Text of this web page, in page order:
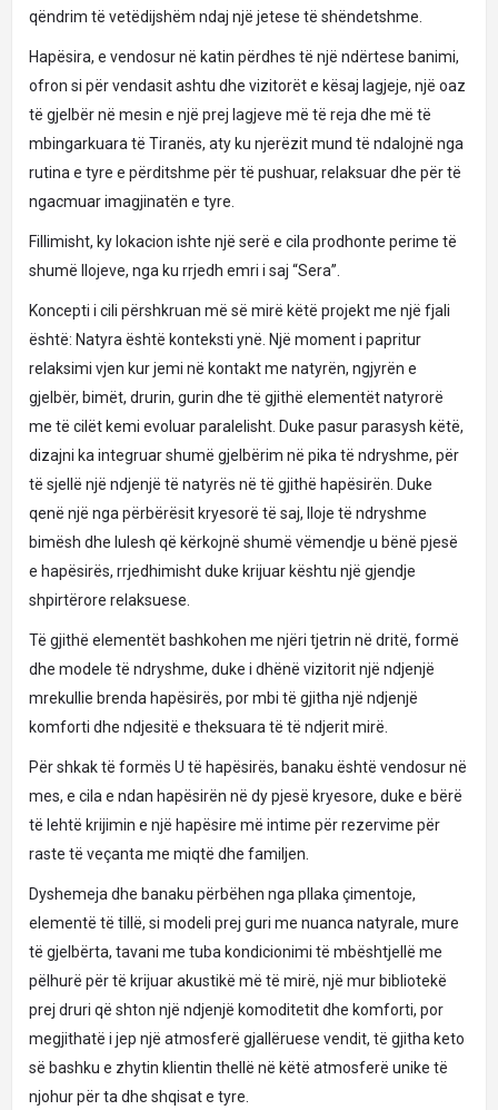
qëndrim të vetëdijshëm ndaj një jetese të shëndetshme.
Hapësira, e vendosur në katin përdhes të një ndërtese banimi,
ofron si për vendasit ashtu dhe vizitorët e kësaj lagjeje, një oaz
të gjelbër në mesin e një prej lagjeve më të reja dhe më të
mbingarkuara të Tiranës, aty ku njerëzit mund të ndalojnë nga
rutina e tyre e përditshme për të pushuar, relaksuar dhe për të
ngacmuar imagjinatën e tyre.
Fillimisht, ky lokacion ishte një serë e cila prodhonte perime të
shumë llojeve, nga ku rrjedh emri i saj “Sera”.
Koncepti i cili përshkruan më së mirë këtë projekt me një fjali
është: Natyra është konteksti ynë. Një moment i papritur
relaksimi vjen kur jemi në kontakt me natyrën, ngjyrën e
gjelbër, bimët, drurin, gurin dhe të gjithë elementët natyrorë
me të cilët kemi evoluar paralelisht. Duke pasur parasysh këtë,
dizajni ka integruar shumë gjelbërim në pika të ndryshme, për
të sjellë një ndjenjë të natyrës në të gjithë hapësirën. Duke
qenë një nga përbërësit kryesorë të saj, lloje të ndryshme
bimësh dhe lulesh që kërkojnë shumë vëmendje u bënë pjesë
e hapësirës, ​​rrjedhimisht duke krijuar kështu një gjendje
shpirtërore relaksuese.
Të gjithë elementët bashkohen me njëri tjetrin në dritë, formë
dhe modele të ndryshme, duke i dhënë vizitorit një ndjenjë
mrekullie brenda hapësirës, ​​por mbi të gjitha një ndjenjë
komforti dhe ndjesitë e theksuara të të ndjerit mirë.
Për shkak të formës U të hapësirës, ​​banaku është vendosur në
mes, e cila e ndan hapësirën në dy pjesë kryesore, duke e bërë
të lehtë krijimin e një hapësire më intime për rezervime për
raste të veçanta me miqtë dhe familjen.
Dyshemeja dhe banaku përbëhen nga pllaka çimentoje,
elementë të tillë, si modeli prej guri me nuanca natyrale, mure
të gjelbërta, tavani me tuba kondicionimi të mbështjellë me
pëlhurë për të krijuar akustikë më të mirë, një mur bibliotekë
prej druri që shton një ndjenjë komoditetit dhe komforti, por
megjithatë i jep një atmosferë gjallëruese vendit, të gjitha keto
së bashku e zhytin klientin thellë në këtë atmosferë unike të
njohur për ta dhe shqisat e tyre.